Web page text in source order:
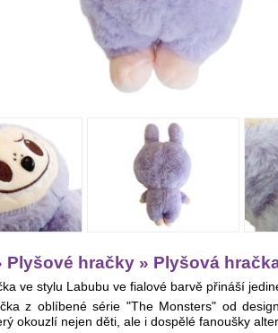
Plyšové hračky » Plyšová
ve stylu Labubu ve fialové barvě přináší
z oblíbené série "The Monsters" od
okouzlí nejen děti, ale i dospělé fanoušky